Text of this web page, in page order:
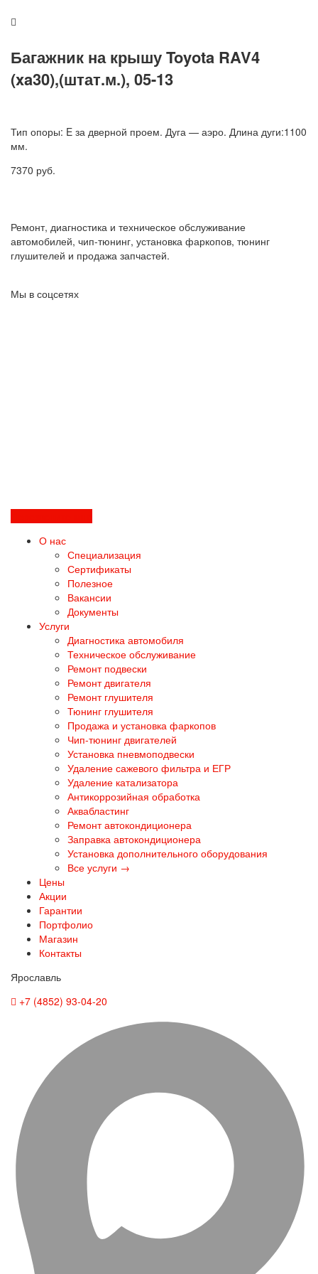
Багажник на крышу Toyota RAV4
(xa30),(штат.м.), 05-13
Тип опоры: E за дверной проем. Дуга — аэро. Длина дуги:1100
мм.
7370 руб.
Ремонт, диагностика и техническое обслуживание
автомобилей, чип-тюнинг, установка фаркопов, тюнинг
глушителей и продажа запчастей.
Мы в соцсетях
О нас
Специализация
Сертификаты
Полезное
Вакансии
Документы
Услуги
Диагностика автомобиля
Техническое обслуживание
Ремонт подвески
Ремонт двигателя
Ремонт глушителя
Тюнинг глушителя
Продажа и установка фаркопов
Чип-тюнинг двигателей
Установка пневмоподвески
Удаление сажевого фильтра и ЕГР
Удаление катализатора
Антикоррозийная обработка
Аквабластинг
Ремонт автокондиционера
Заправка автокондиционера
Установка дополнительного оборудования
Все услуги →
Цены
Акции
Гарантии
Портфолио
Магазин
Контакты
Ярославль
+7 (4852) 93-04-20